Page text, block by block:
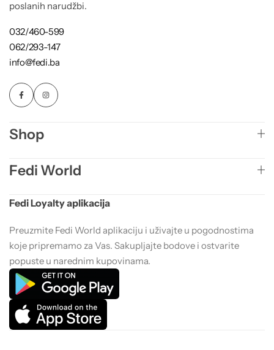
poslanih narudžbi.
032/460-599
062/293-147
info@fedi.ba
Shop
Fedi World
Fedi Loyalty aplikacija
Preuzmite Fedi World aplikaciju i uživajte u pogodnostima
koje pripremamo za Vas. Sakupljajte bodove i ostvarite
popuste u narednim kupovinama.